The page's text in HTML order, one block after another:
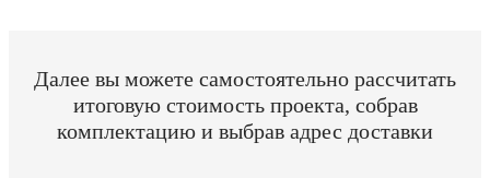
Далее вы можете самостоятельно рассчитать
итоговую стоимость проекта, собрав
комплектацию и выбрав адрес доставки